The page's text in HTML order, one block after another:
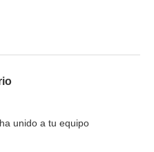
unido a tu equipo